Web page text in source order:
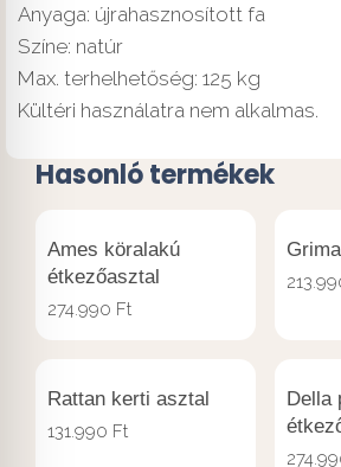
Anyaga: újrahasznosított fa
Színe: natúr
Max. terhelhetőség: 125 kg
Kültéri használatra nem alkalmas.
Hasonló termékek
Ames köralakú
étkezőasztal
274.990 Ft
Rattan kerti asztal
131.990 Ft
Della